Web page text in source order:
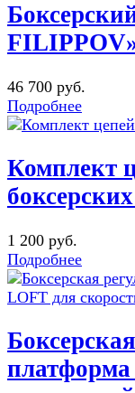
46 700 руб.
Подробнее
Комплект
1 200 руб.
Подробнее